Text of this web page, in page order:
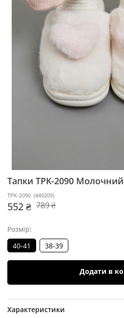
Тапки TPK-2090 Молочний
TPK-2090 (449209)
552 ₴ 789 ₴
Розмір:
40-41
38-39
Додати в
Характеристики